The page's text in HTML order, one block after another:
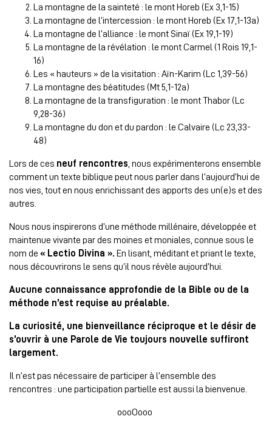
La montagne de la sainteté : le mont Horeb (Ex 3,1-15)
La montagne de l’intercession : le mont Horeb (Ex 17,1-13a)
La montagne de l’alliance : le mont Sinaï (Ex 19,1-19)
La montagne de la révélation : le mont Carmel (1 Rois 19,1-
16)
Les « hauteurs » de la visitation : Aïn-Karim (Lc 1,39-56)
La montagne des béatitudes (Mt 5,1-12a)
La montagne de la transfiguration : le mont Thabor (Lc
9,28-36)
La montagne du don et du pardon : le Calvaire (Lc 23,33-
48)
Lors de ces neuf rencontres, nous expérimenterons ensemble
comment un texte biblique peut nous parler dans l’aujourd’hui de
nos vies, tout en nous enrichissant des apports des un(e)s et des
autres.
Nous nous inspirerons d’une méthode millénaire, développée et
maintenue vivante par des moines et moniales, connue sous le
nom de « Lectio Divina ». En lisant, méditant et priant le texte,
nous découvrirons le sens qu’il nous révèle aujourd’hui.
Aucune connaissance approfondie de la Bible ou de la
méthode n’est requise au préalable.
La curiosité, une bienveillance réciproque et le désir de
s’ouvrir à une Parole de Vie toujours nouvelle suffiront
largement.
Il n’est pas nécessaire de participer à l’ensemble des
rencontres : une participation partielle est aussi la bienvenue.
oooOooo